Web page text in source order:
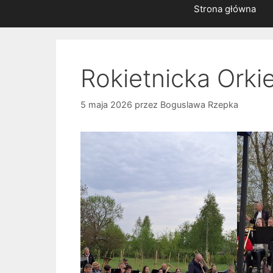
Strona główna
Rokietnicka
5 maja 2026 przez Boguslawa Rzepka